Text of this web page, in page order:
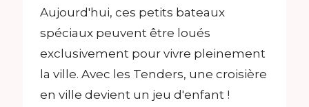
Aujourd'hui, ces petits bateaux
spéciaux peuvent être loués
exclusivement pour vivre pleinement
la ville. Avec les Tenders, une croisière
en ville devient un jeu d'enfant !